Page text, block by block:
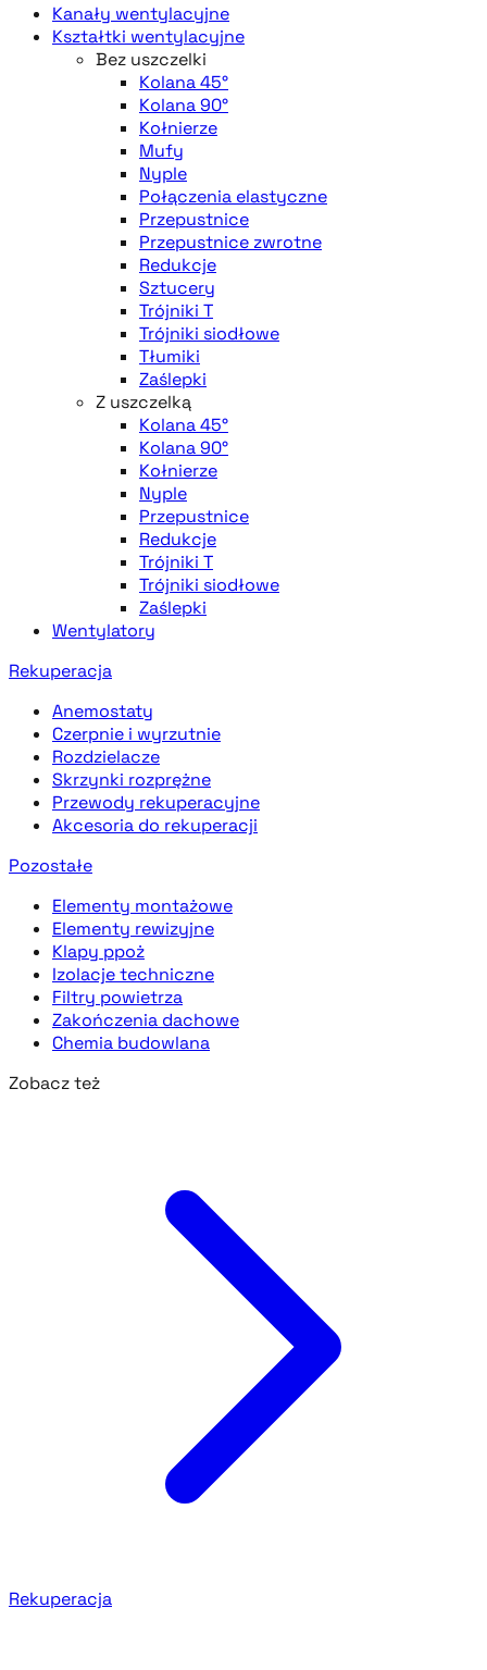
Kanały wentylacyjne
Kształtki wentylacyjne
Bez uszczelki
Kolana 45°
Kolana 90°
Kołnierze
Mufy
Nyple
Połączenia elastyczne
Przepustnice
Przepustnice zwrotne
Redukcje
Sztucery
Trójniki T
Trójniki siodłowe
Tłumiki
Zaślepki
Z uszczelką
Kolana 45°
Kolana 90°
Kołnierze
Nyple
Przepustnice
Redukcje
Trójniki T
Trójniki siodłowe
Zaślepki
Wentylatory
Rekuperacja
Anemostaty
Czerpnie i wyrzutnie
Rozdzielacze
Skrzynki rozprężne
Przewody rekuperacyjne
Akcesoria do rekuperacji
Pozostałe
Elementy montażowe
Elementy rewizyjne
Klapy ppoż
Izolacje techniczne
Filtry powietrza
Zakończenia dachowe
Chemia budowlana
Zobacz też
Rekuperacja